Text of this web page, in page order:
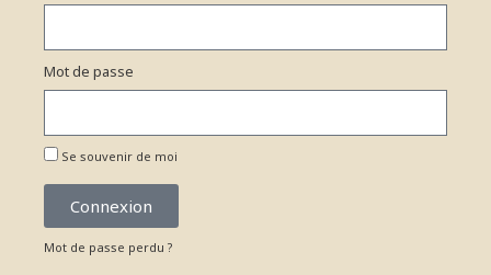
Mot de passe
Se souvenir de moi
Connexion
Mot de passe perdu ?